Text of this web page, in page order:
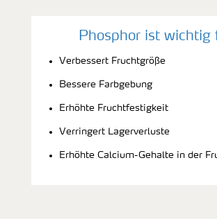
Phosphor ist wichtig
Verbessert Fruchtgröße
Bessere Farbgebung
Erhöhte Fruchtfestigkeit
Verringert Lagerverluste
Erhöhte Calcium-Gehalte in der